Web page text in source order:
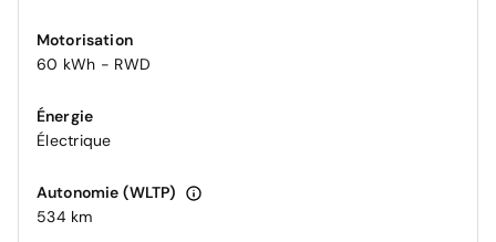
Motorisation
60 kWh - RWD
Énergie
Électrique
Autonomie (WLTP)
534 km